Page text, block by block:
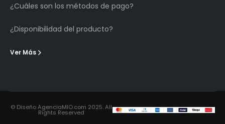
¿Cuáles son los métodos de pago?
¿Disponibilidad del producto?
Ver Más
© Diseño AgenciaMIO.com 2025. All
Rights Reserved